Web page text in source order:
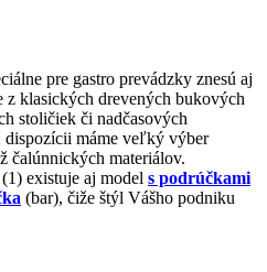
pre gastro prevádzky znesú aj
klasických drevených bukových
stoličiek či nadčasových
dispozícii máme veľký výber
čalúnnických materiálov.
(1) existuje aj model s podrúčkami
(bar), čiže štýl Vášho podniku